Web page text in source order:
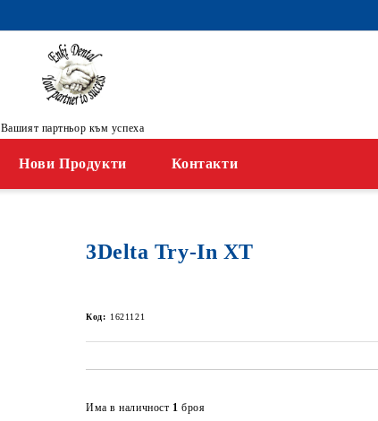
Вашият партньор към успеха
Нови Продукти Контакти
3Delta Try-In XT
Код: 1621121
Има в наличност 1 броя